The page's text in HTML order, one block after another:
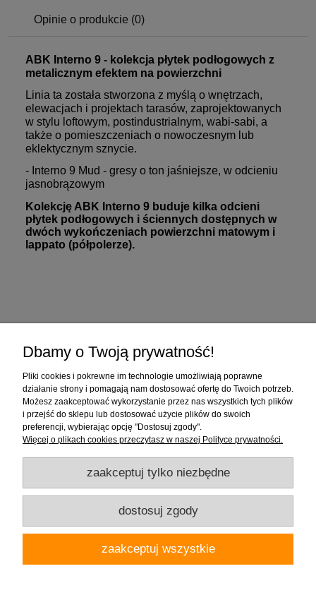
Opinie o produkcie (0)
ABK Interno 9 - kolekcja płytek podłogowych z
metalicznym efektem na powierzchni
Linia ta została stworzona z myślą o wnętrzach,
elewacjach i projektach tarasów, zaprojektowanych
w stylu loftowym, postindustrialnym, wabi-sabi, a
także o pomieszczeniach o nowoczesnym lub
eklektycznym sznycie.
- Interno 9 Mud - gresy o ton jaśniejsze, w odcieniu
jasnobrązowym
Kolekcję ABK Interno 9 buduje kilka odcieni
płytek podłogowych i ściennych dostępnych w
dwóch wykończeniach powierzchni matowym i
lappato (półpolerze).
Moje konto
Informacje
Firma "Wnętrza" Alicja Galewska | ul. Czapliniecka 1, 97-400 Bełchatów |
woj.łódzkie | tel.: 786912008, 789280889 | email: wnetrza.shop@gmail.com |
Dbamy o Twoją prywatność!
Pliki cookies i pokrewne im technologie umożliwiają poprawne
działanie strony i pomagają nam dostosować ofertę do Twoich potrzeb.
Możesz zaakceptować wykorzystanie przez nas wszystkich tych plików
i przejść do sklepu lub dostosować użycie plików do swoich
preferencji, wybierając opcję "Dostosuj zgody".
Więcej o plikach cookies przeczytasz w naszej Polityce prywatności.
zaakceptuj tylko niezbędne
dostosuj zgody
zaakceptuj wszystkie